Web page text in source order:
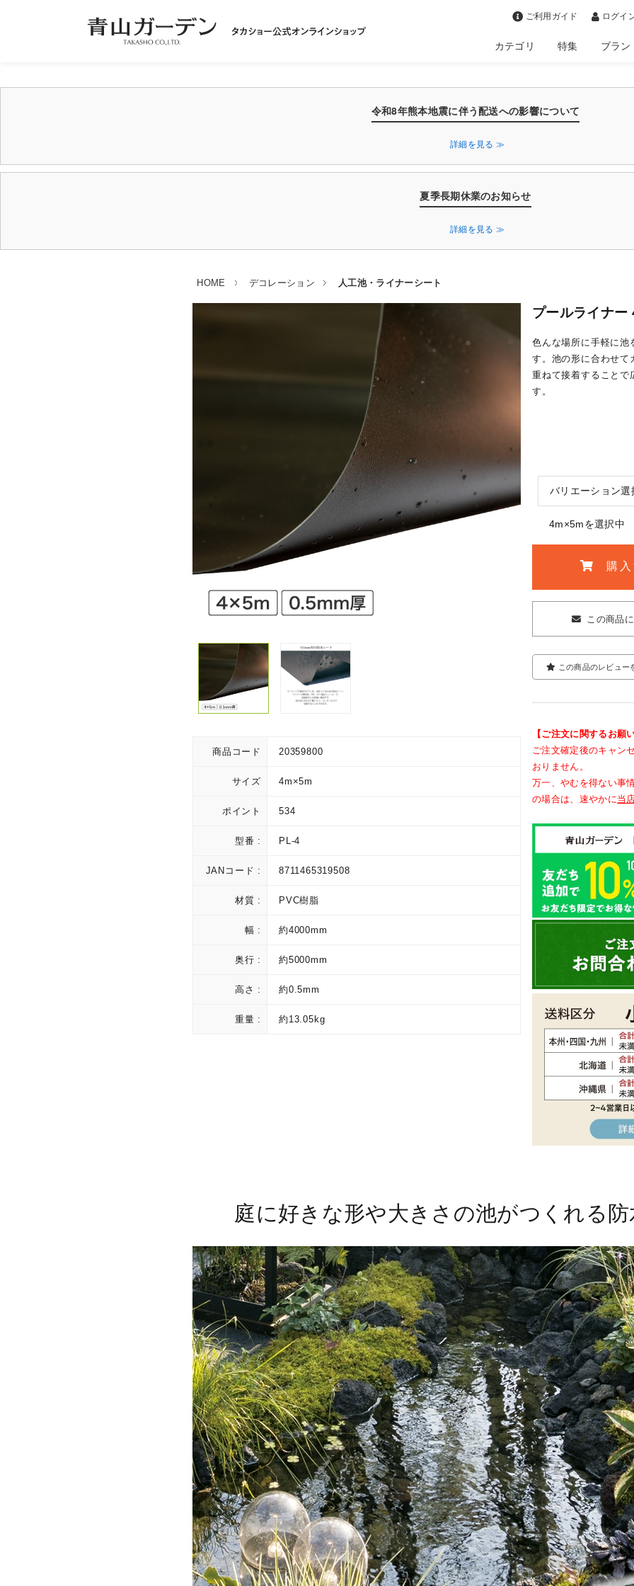
ご利用ガイド ログイ
カテゴリ 特集 ブラン
令和8年熊本地震に伴う配送への影響について
詳細を見る ≫
夏季長期休業のお知らせ
詳細を見る ≫
HOME デコレーション 人工池・ライナーシート
プールライナ
色んな場所に手軽に池
す。池の形に合わせて
重ねて接着することで
す。
バリエーション選
4m×5mを選択中
購
この商品
この商品のレビュー
【ご注文に関するお願
ご注文確定後のキャン
おりません。
万一、やむを得ない事
の場合は、速やかに当
商品コード 20359800
サイズ 4m×5m
ポイント 534
型番 : PL-4
JANコード : 8711465319508
材質 : PVC樹脂
幅 : 約4000mm
奥行 : 約5000mm
高さ : 約0.5mm
重量 : 約13.05kg
庭に好きな形や大きさの池がつくれる